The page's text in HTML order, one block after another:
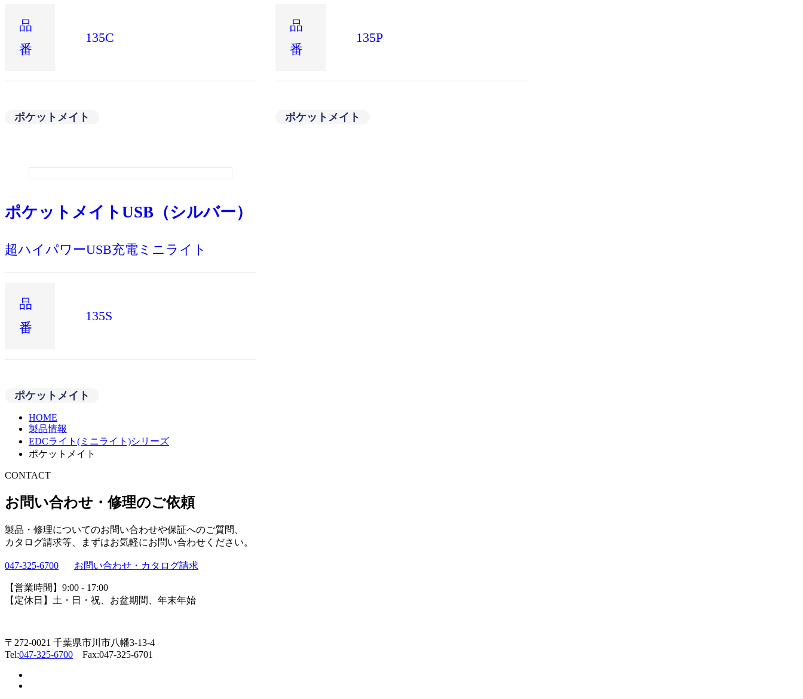
品
番
135C
ポケットメイト
品
番
135P
ポケットメイト
ポケットメイトUSB（シルバー）
超ハイパワーUSB充電ミニライト
品
番
135S
ポケットメイト
HOME
製品情報
EDCライト(ミニライト)シリーズ
ポケットメイト
CONTACT
お問い合わせ・修理のご依頼
製品・修理についてのお問い合わせや保証へのご質問、
カタログ請求等、まずはお気軽にお問い合わせください。
047-325-6700 お問い合わせ・カタログ請求
【営業時間】9:00 - 17:00
【定休日】土・日・祝、お盆期間、年末年始
〒272-0021 千葉県市川市八幡3-13-4
Tel:047-325-6700 Fax:047-325-6701